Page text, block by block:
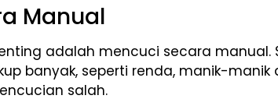
Manual
adalah mencuci secara manual.
banyak, seperti renda, manik-manik
salah.